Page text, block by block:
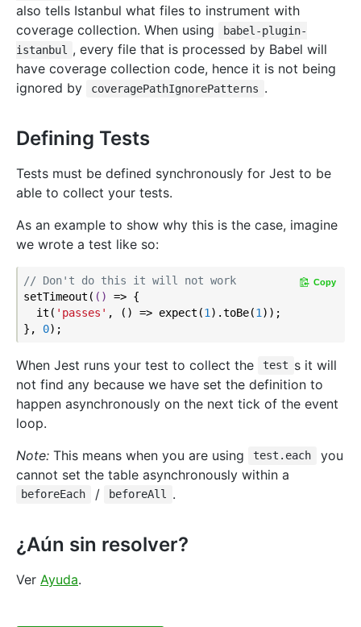
also tells Istanbul what files to instrument with
coverage collection. When using
babel-plugin-
istanbul
, every file that is processed by Babel will
have coverage collection code, hence it is not being
ignored by
coveragePathIgnorePatterns .
Defining Tests
Tests must be defined synchronously for Jest to be
able to collect your tests.
As an example to show why this is the case, imagine
we wrote a test like so:
// Don't do this it will not work
setTimeout( () => {
  it(
'passes' , () => expect(1 ).toBe(1 ));
}, 0
Copy
When Jest runs your test to collect the test s it will
not find any because we have set the definition to
happen asynchronously on the next tick of the event
loop.
Note: This means when you are using test.each
you
cannot set the table asynchronously within a
beforeEach / beforeAll .
¿Aún sin resolver?
Ver Ayuda.